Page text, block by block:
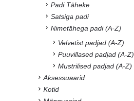
Padi Täheke
Satsiga padi
Nimetähega padi (A-Z)
Velvetist padjad (A-Z)
Puuvillased padjad (A-Z)
Mustrilised padjad (A-Z)
Aksessuaarid
Kotid